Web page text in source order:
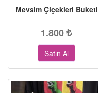
Mevsim Çiçekleri Buketi
1.800
Satın Al